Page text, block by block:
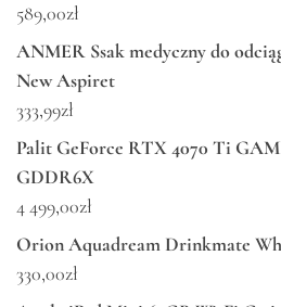
589,00zł
ANMER Ssak medyczny do
New Aspiret
333,99zł
Palit GeForce RTX 4070 Ti
GDDR6X
4 499,00zł
Orion Aquadream Drinkmate
330,00zł